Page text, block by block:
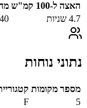
האצה ל-100 קמ"ש
4.7 שניות
נתוני נוחות
מספר מקומות
5
F